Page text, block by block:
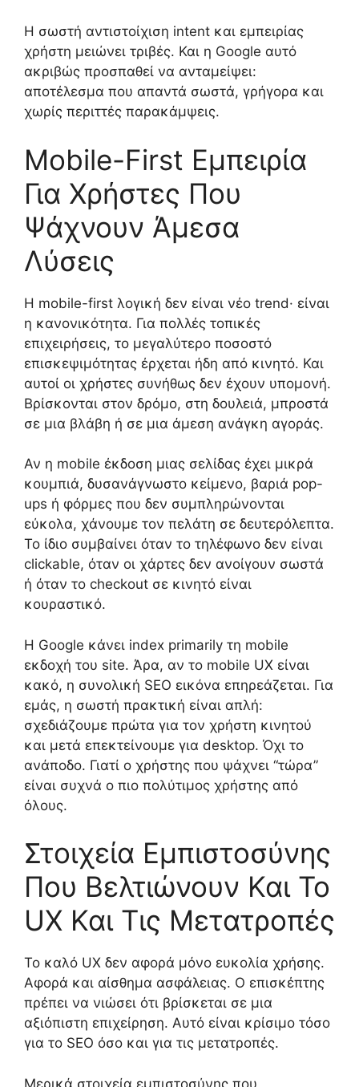
Η σωστή αντιστοίχιση intent και εμπειρίας
χρήστη μειώνει τριβές. Και η Google αυτό
ακριβώς προσπαθεί να ανταμείψει:
αποτέλεσμα που απαντά σωστά, γρήγορα και
χωρίς περιττές παρακάμψεις.
Mobile-First Εμπειρία
Για Χρήστες Που
Ψάχνουν Άμεσα
Λύσεις
Η mobile-first λογική δεν είναι νέο trend· είναι
η κανονικότητα. Για πολλές τοπικές
επιχειρήσεις, το μεγαλύτερο ποσοστό
επισκεψιμότητας έρχεται ήδη από κινητό. Και
αυτοί οι χρήστες συνήθως δεν έχουν υπομονή.
Βρίσκονται στον δρόμο, στη δουλειά, μπροστά
σε μια βλάβη ή σε μια άμεση ανάγκη αγοράς.
Αν η mobile έκδοση μιας σελίδας έχει μικρά
κουμπιά, δυσανάγνωστο κείμενο, βαριά pop-
ups ή φόρμες που δεν συμπληρώνονται
εύκολα, χάνουμε τον πελάτη σε δευτερόλεπτα.
Το ίδιο συμβαίνει όταν το τηλέφωνο δεν είναι
clickable, όταν οι χάρτες δεν ανοίγουν σωστά
ή όταν το checkout σε κινητό είναι
κουραστικό.
Η Google κάνει index primarily τη mobile
εκδοχή του site. Άρα, αν το mobile UX είναι
κακό, η συνολική SEO εικόνα επηρεάζεται. Για
εμάς, η σωστή πρακτική είναι απλή:
σχεδιάζουμε πρώτα για τον χρήστη κινητού
και μετά επεκτείνουμε για desktop. Όχι το
ανάποδο. Γιατί ο χρήστης που ψάχνει “τώρα”
είναι συχνά ο πιο πολύτιμος χρήστης από
όλους.
Στοιχεία Εμπιστοσύνης
Που Βελτιώνουν Και Το
UX Και Τις Μετατροπές
Το καλό UX δεν αφορά μόνο ευκολία χρήσης.
Αφορά και αίσθημα ασφάλειας. Ο επισκέπτης
πρέπει να νιώσει ότι βρίσκεται σε μια
αξιόπιστη επιχείρηση. Αυτό είναι κρίσιμο τόσο
για το SEO όσο και για τις μετατροπές.
Μερικά στοιχεία εμπιστοσύνης που